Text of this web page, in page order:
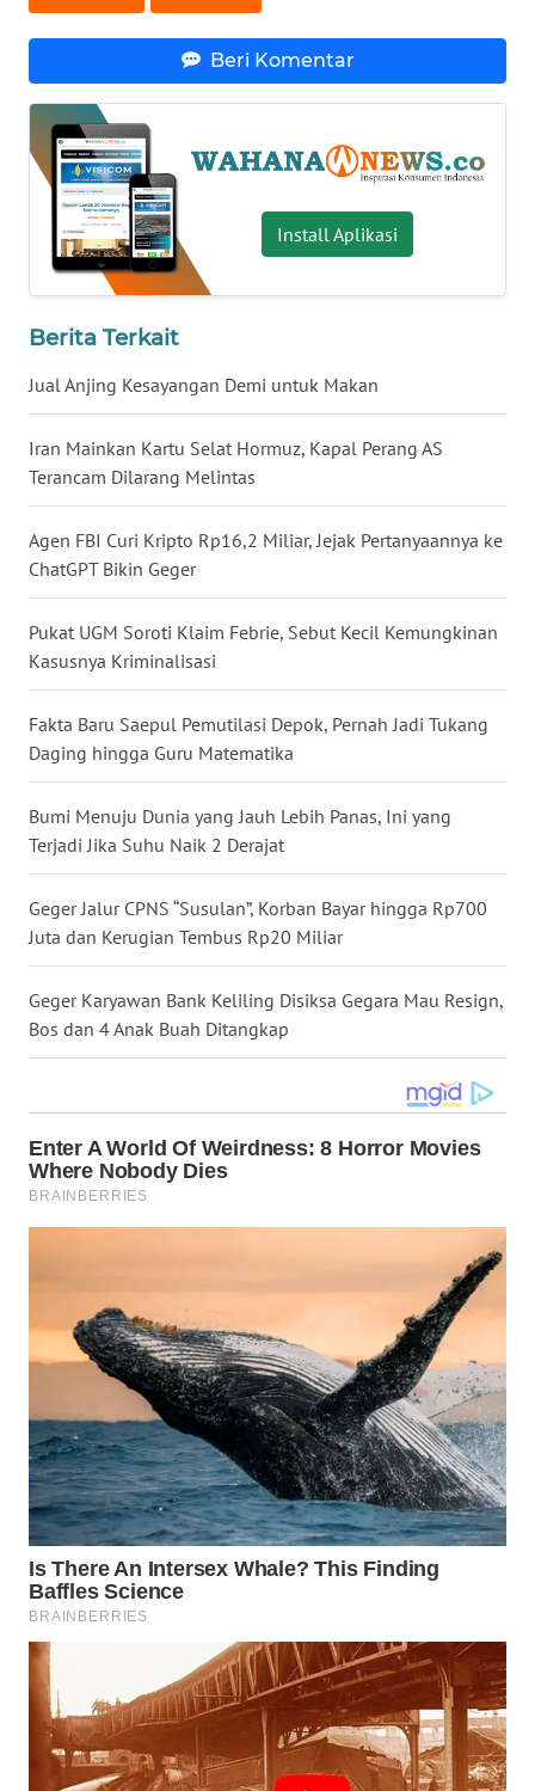
Beri Komentar
Install Aplikasi
Berita Terkait
Jual Anjing Kesayangan Demi untuk Makan
Iran Mainkan Kartu Selat Hormuz, Kapal Perang AS
Terancam Dilarang Melintas
Agen FBI Curi Kripto Rp16,2 Miliar, Jejak Pertanyaannya ke
ChatGPT Bikin Geger
Pukat UGM Soroti Klaim Febrie, Sebut Kecil Kemungkinan
Kasusnya Kriminalisasi
Fakta Baru Saepul Pemutilasi Depok, Pernah Jadi Tukang
Daging hingga Guru Matematika
Bumi Menuju Dunia yang Jauh Lebih Panas, Ini yang
Terjadi Jika Suhu Naik 2 Derajat
Geger Jalur CPNS “Susulan”, Korban Bayar hingga Rp700
Juta dan Kerugian Tembus Rp20 Miliar
Geger Karyawan Bank Keliling Disiksa Gegara Mau Resign,
Bos dan 4 Anak Buah Ditangkap
WN
WN
SUMBAR
WN
SUMSEL
WN
BENGKULU
WN
LAMPUNG
WN
JATENG
WN
WN
WN
JATIM
WN
BALI
WN
KALBAR
WN
KALTENG
KALTARA
WN
WN
WN
GORONTALO
WN
SULUT
WN
WN
MALUT